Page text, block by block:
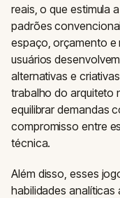
reais, o que estimula
padrões
espaço, orçamento
usuários
alternativas e
trabalho do arquiteto
equilibrar demandas
compromisso entre
técnica.
Além disso, esses
habilidades